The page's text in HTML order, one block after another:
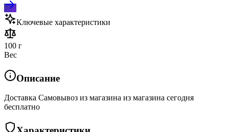
Ключевые характеристики
100 г
Вес
Описание
Доставка Самовывоз из магазина из магазина сегодня
бесплатно